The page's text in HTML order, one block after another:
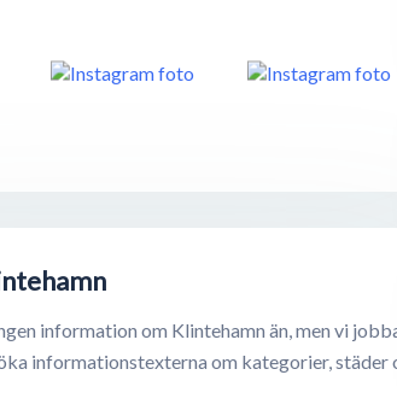
information om Klintehamn än, men vi
informationstexterna om kategorier, städer